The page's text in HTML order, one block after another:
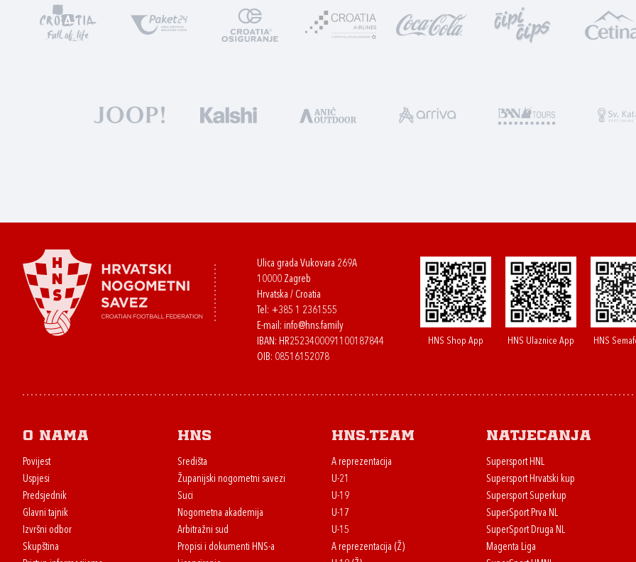
Ulica grada Vukovara 269A
10000 Zagreb
Hrvatska / Croatia
Tel: +385 1 2361555
E-mail: info@hns.family
IBAN: HR2523400091100187844
OIB: 08516152078
HNS Shop App HNS Ulaznice App HNS
O nama
Povijest
Uspjesi
Predsjednik
Glavni tajnik
Izvršni odbor
Skupština
HNS
Središta
Županijski nogometni savezi
Suci
Nogometna akademija
Arbitražni sud
Propisi i dokumenti HNS-a
HNS.team
A reprezentacija
U-21
U-19
U-17
U-15
A reprezentacija (Ž)
Natjecanja
Supersport HNL
Supersport Hrvatski kup
Supersport Superkup
SuperSport Prva NL
SuperSport Druga NL
Magenta Liga